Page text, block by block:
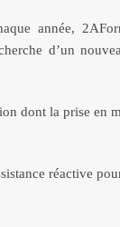
année,
d’un
dont la prise en
réactive